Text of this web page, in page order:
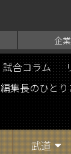
企
試合コラム
編集長のひとり
武道